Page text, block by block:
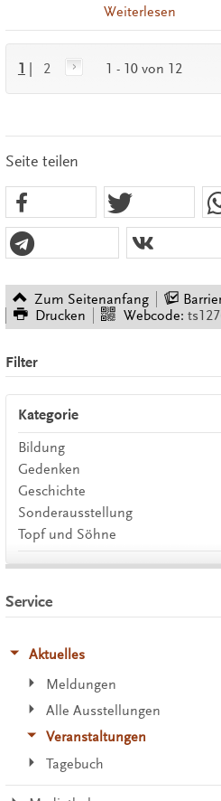
Weiterlesen
1 2 1 - 10 von 12
Seite teilen
Zum Seitenanfang
Drucken
Webcode:
Filter
Kategorie
Bildung
Gedenken
Geschichte
Sonderausstellung
Topf und Söhne
Service
Aktuelles
Meldungen
Alle Ausstellungen
Veranstaltungen
Tagebuch